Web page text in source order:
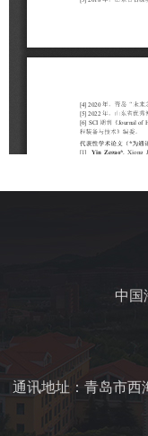
中国
通讯地址：青岛市西